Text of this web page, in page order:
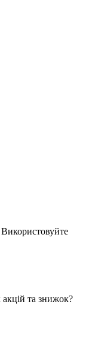
та знижок?